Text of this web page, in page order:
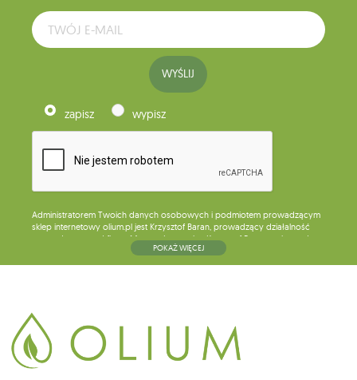
WYŚLIJ
zapisz wypisz
Administratorem Twoich danych osobowych i podmiotem prowadzącym
sklep internetowy olium.pl jest Krzysztof Baran, prowadzący działalność
gospodarczą pod firmą: Mouton Interactive Krzysztof Baran wpisaną do
Centralnej Ewidencji i Informacji o Działalności Gospodarczej, adres
głównego miejsca wykonywania działalności w Siedlcach, ul. Starowiejska
Dane będą przetwarzane w celu wysyłki newslettera i przechowywane do
chwili rezygnacji z subskrypcji.
Przysługuje Ci prawo do żądania dostępu do swoich danych osobowych,
ich sprostowania, usunięcia, ograniczenia przetwarzania, wniesienia
sprzeciwu wobec przetwarzania swoich danych oraz prawo do
POKAŻ WIĘCEJ